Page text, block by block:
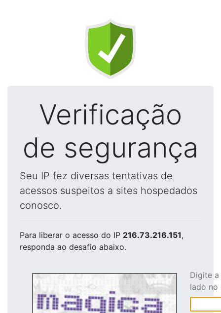
Verificação
de segurança
Seu IP fez diversas tentativas de
acessos suspeitos a sites hospedados
conosco.
Para liberar o acesso do IP 216.73.216.151,
responda ao desafio abaixo.
Digite
lado no